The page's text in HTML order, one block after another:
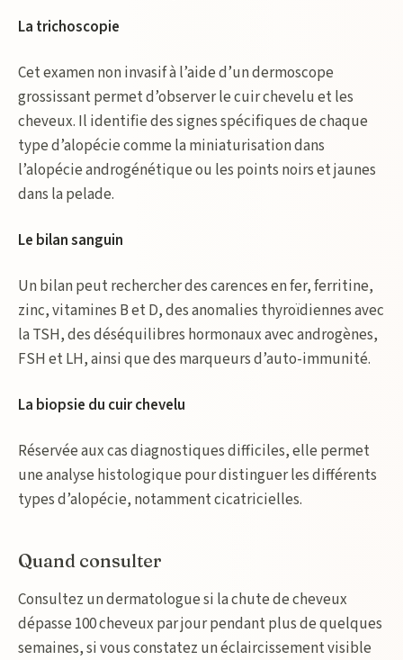
La trichoscopie
Cet examen non invasif à l’aide d’un dermoscope
grossissant permet d’observer le cuir chevelu et les
cheveux. Il identifie des signes spécifiques de chaque
type d’alopécie comme la miniaturisation dans
l’alopécie androgénétique ou les points noirs et jaunes
dans la pelade.
Le bilan sanguin
Un bilan peut rechercher des carences en fer, ferritine,
zinc, vitamines B et D, des anomalies thyroïdiennes avec
la TSH, des déséquilibres hormonaux avec androgènes,
FSH et LH, ainsi que des marqueurs d’auto-immunité.
La biopsie du cuir chevelu
Réservée aux cas diagnostiques difficiles, elle permet
une analyse histologique pour distinguer les différents
types d’alopécie, notamment cicatricielles.
Quand consulter
Consultez un dermatologue si la chute de cheveux
dépasse 100 cheveux par jour pendant plus de quelques
semaines, si vous constatez un éclaircissement visible